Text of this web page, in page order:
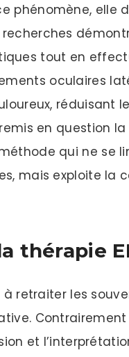
phénomène, elle
tout en
oculaires
réduisant
en question
qui ne se
mais exploite la
thérapie
à retraiter les
et